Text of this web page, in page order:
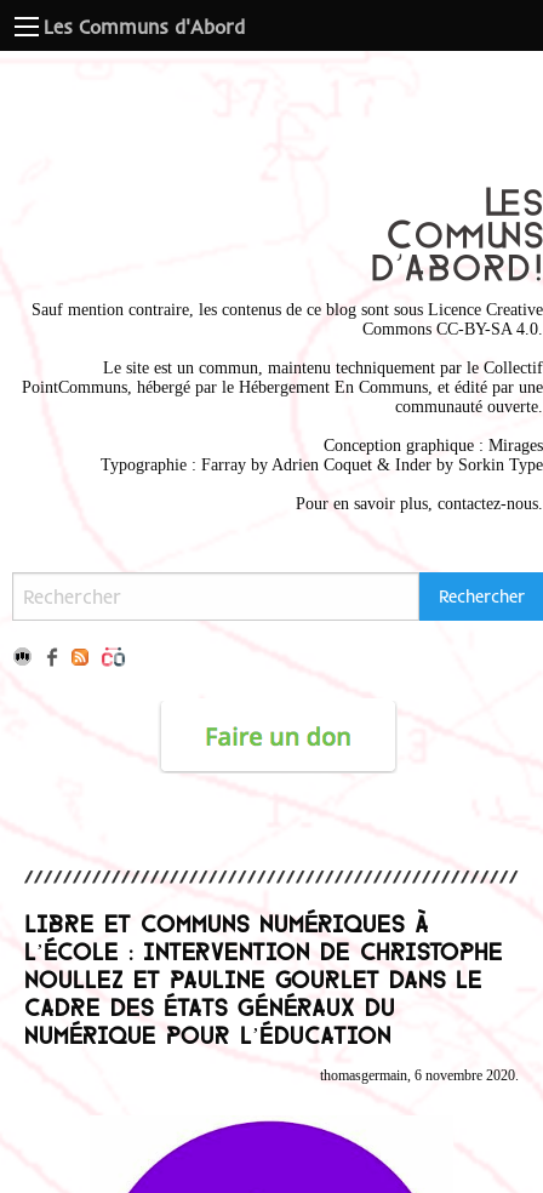
Les Communs d'Abord
Sauf mention contraire, les contenus de ce blog sont sous Licence Creative
Commons CC-BY-SA 4.0
Le site est un commun, maintenu techniquement par le Collectif
PointCommuns , hébergé par le Hébergement En Communs , et édité par une
communauté ouverte.
Conception graphique : Mirages
Typographie : Farray by Adrien Coquet & Inder by Sorkin Type
Pour en savoir plus, contactez-nous
Libre et communs numériques à
l’école : Intervention de Christophe
Noullez et Pauline Gourlet dans le
cadre des états généraux du
numérique pour l’éducation
thomasgermain, 6 novembre 2020.